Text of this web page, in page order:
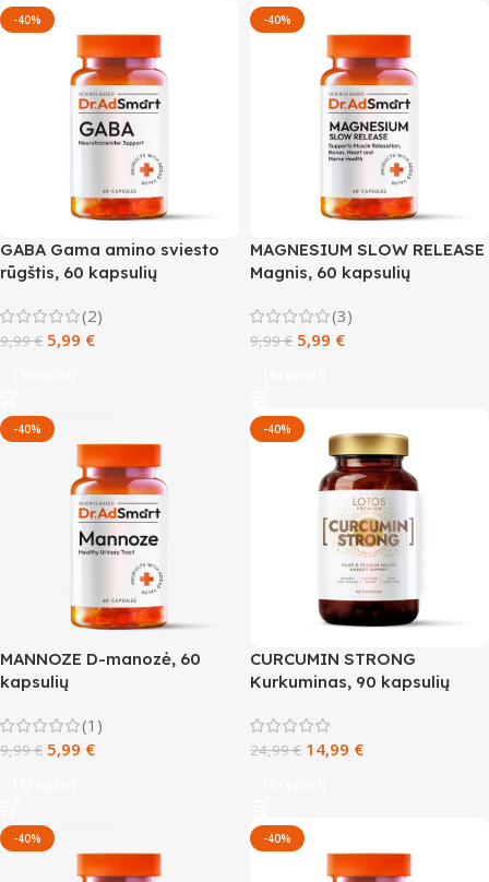
-40%
GABA Gama amino sviesto
rūgštis, 60 kapsulių
(2)
9,99€ 5,99 €
-40%
MAGNESIUM SLOW RELEASE
Magnis, 60 kapsulių
(3)
9,99€ 5,99 €
-40%
MANNOZE D-manozė, 60
kapsulių
(1)
9,99€ 5,99 €
-40%
CURCUMIN STRONG
Kurkuminas, 90 kapsulių
24,99€ 14,99 €
-40% -40%